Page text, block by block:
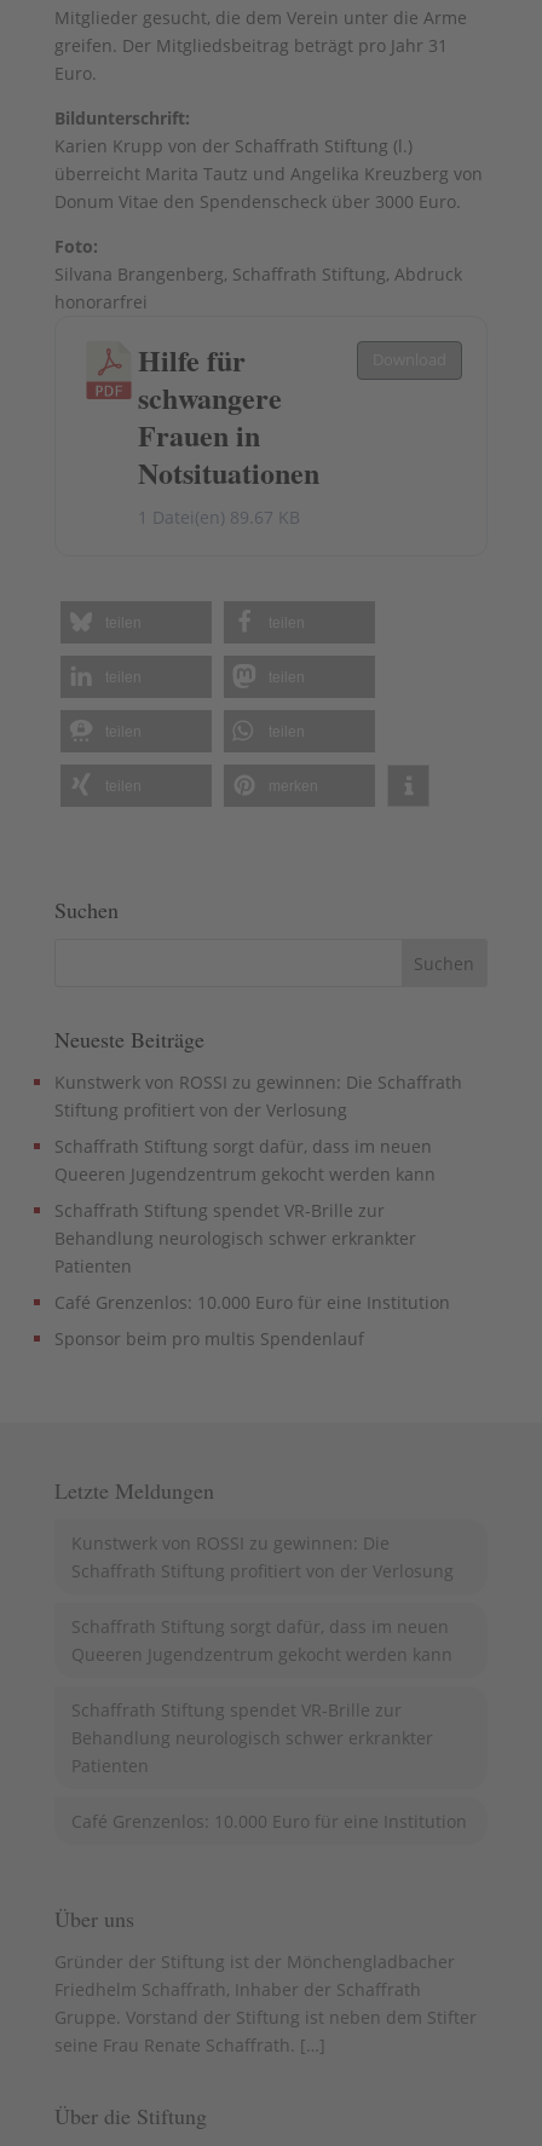
Mitglieder gesucht, die dem Verein unter die Arme
greifen. Der Mitgliedsbeitrag beträgt pro Jahr 31
Euro.
Bildunterschrift:
Karien Krupp von der Schaffrath Stiftung (l.)
überreicht Marita Tautz und Angelika Kreuzberg von
Donum Vitae den Spendenscheck über 3000 Euro.
Foto:
Silvana Brangenberg, Schaffrath Stiftung, Abdruck
honorarfrei
Hilfe für
schwangere
Frauen in
Notsituationen
1 Datei(en) 89.67 KB
teilen teilen
teilen teilen
teilen teilen
teilen
Suchen
Neueste Beiträge
Kunstwerk von ROSSI zu gewinnen: Die Schaffrath
Stiftung profitiert von der Verlosung
Schaffrath Stiftung sorgt dafür, dass im neuen
Queeren Jugendzentrum gekocht werden kann
Schaffrath Stiftung spendet VR-Brille zur
Behandlung neurologisch schwer erkrankter
Patienten
Café Grenzenlos: 10.000 Euro für eine Institution
Sponsor beim pro multis Spendenlauf
Letzte Meldungen
Kunstwerk von ROSSI zu gewinnen: Die
Schaffrath Stiftung profitiert von der Verlosung
Schaffrath Stiftung sorgt dafür, dass im neuen
Queeren Jugendzentrum gekocht werden kann
Schaffrath Stiftung spendet VR-Brille zur
Behandlung neurologisch schwer erkrankter
Patienten
Café Grenzenlos: 10.000 Euro für eine Institution
Über uns
Gründer der Stiftung ist der Mönchengladbacher
Friedhelm Schaffrath, Inhaber der Schaffrath
Gruppe. Vorstand der Stiftung ist neben dem Stifter
seine Frau Renate Schaffrath. […]
Über die Stiftung